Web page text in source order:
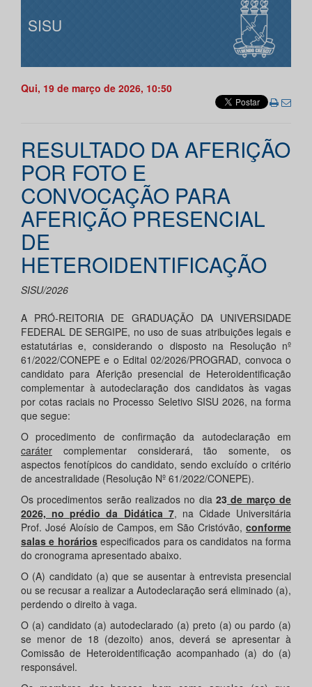
SISU
Qui, 19 de março de 2026, 10:50
RESULTADO DA AFERIÇÃO
POR FOTO E
CONVOCAÇÃO PARA
AFERIÇÃO PRESENCIAL
DE
HETEROIDENTIFICAÇÃO
SISU/2026
A PRÓ-REITORIA DE GRADUAÇÃO DA UNIVERSIDADE
FEDERAL DE SERGIPE, no uso de suas atribuições legais e
estatutárias e, considerando o disposto na Resolução nº
61/2022/CONEPE e o Edital 02/2026/PROGRAD, convoca o
candidato para Aferição presencial de Heteroidentificação
complementar à autodeclaração dos candidatos às vagas
por cotas raciais no Processo Seletivo SISU 2026, na forma
que segue:
O procedimento de confirmação da autodeclaração em
caráter complementar considerará, tão somente, os
aspectos fenotípicos do candidato, sendo excluído o critério
de ancestralidade (Resolução Nº 61/2022/CONEPE).
Os procedimentos serão realizados no dia 23 de março de
2026, no prédio da Didática 7, na Cidade Universitária
Prof. José Aloísio de Campos, em São Cristóvão, conforme
salas e horáriosespecificados para os candidatos na forma
do cronograma apresentado abaixo.
O (A) candidato (a) que se ausentar à entrevista presencial
ou se recusar a realizar a Autodeclaração será eliminado (a),
perdendo o direito à vaga.
O (a) candidato (a) autodeclarado (a) preto (a) ou pardo (a)
se menor de 18 (dezoito) anos, deverá se apresentar à
Comissão de Heteroidentificação acompanhado (a) do (a)
responsável.